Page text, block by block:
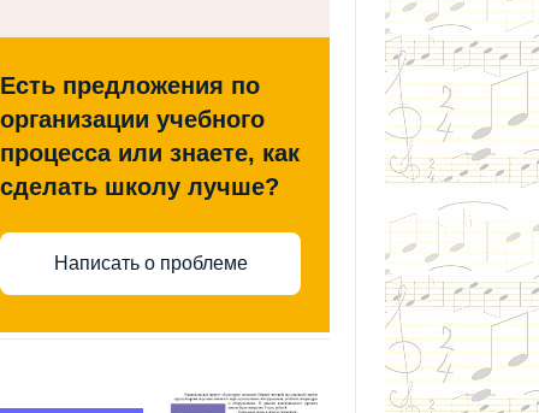
Есть предложения по
организации учебного
процесса или знаете, как
сделать школу лучше?
Написать о проблеме